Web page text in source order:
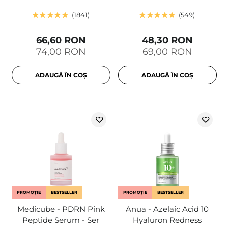
1841
74,00 RON
66,60 RON
ADAUGĂ ÎN COȘ
549
69,00 RON
48,30 RON
ADAUGĂ ÎN COȘ
PROMOȚIE BESTSELLER
Medicube - PDRN Pink
Peptide Serum - Ser
PROMOȚIE BESTSELLER
Anua - Azelaic Acid 10
Hyaluron Redness